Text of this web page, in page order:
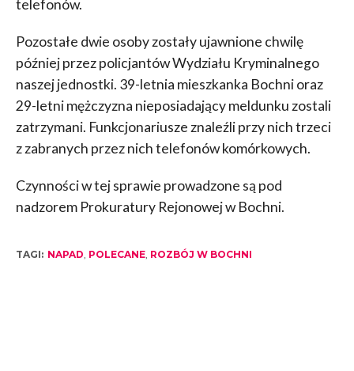
telefonów.
Pozostałe dwie osoby zostały ujawnione chwilę
później przez policjantów Wydziału Kryminalnego
naszej jednostki. 39-letnia mieszkanka Bochni oraz
29-letni mężczyzna nieposiadający meldunku zostali
zatrzymani. Funkcjonariusze znaleźli przy nich trzeci
z zabranych przez nich telefonów komórkowych.
Czynności w tej sprawie prowadzone są pod
nadzorem Prokuratury Rejonowej w Bochni.
TAGI: NAPAD POLECANE, ROZBÓJ W BOCHNI